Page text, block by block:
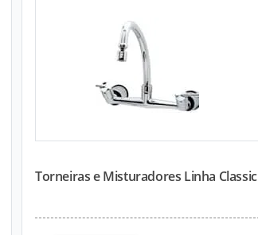
Torneiras e Misturadores Linha Classic